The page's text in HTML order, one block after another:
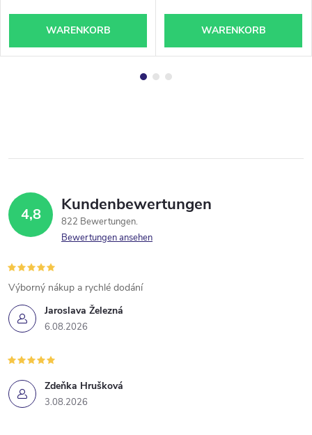
WARENKORB WARENKORB
4,8 Kundenbewertungen
822 Bewertungen
Bewertungen ansehen
Jaroslava Železná
6.08.2026
Výborný nákup a rychlé dodání
Zdeňka Hrušková
3.08.2026